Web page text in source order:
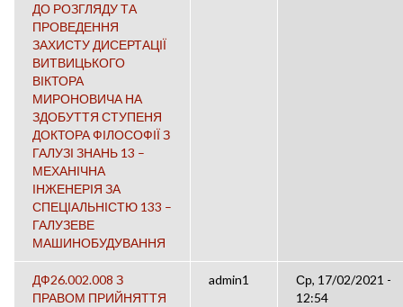
ДО РОЗГЛЯДУ ТА
ПРОВЕДЕННЯ
ЗАХИСТУ ДИСЕРТАЦІЇ
ВИТВИЦЬКОГО
ВІКТОРА
МИРОНОВИЧА НА
ЗДОБУТТЯ СТУПЕНЯ
ДОКТОРА ФІЛОСОФІЇ З
ГАЛУЗІ ЗНАНЬ 13 –
МЕХАНІЧНА
ІНЖЕНЕРІЯ ЗА
СПЕЦІАЛЬНІСТЮ 133 –
ГАЛУЗЕВЕ
МАШИНОБУДУВАННЯ
ДФ26.002.008 З
ПРАВОМ ПРИЙНЯТТЯ
admin1
Ср, 17/02/2021 -
12:54